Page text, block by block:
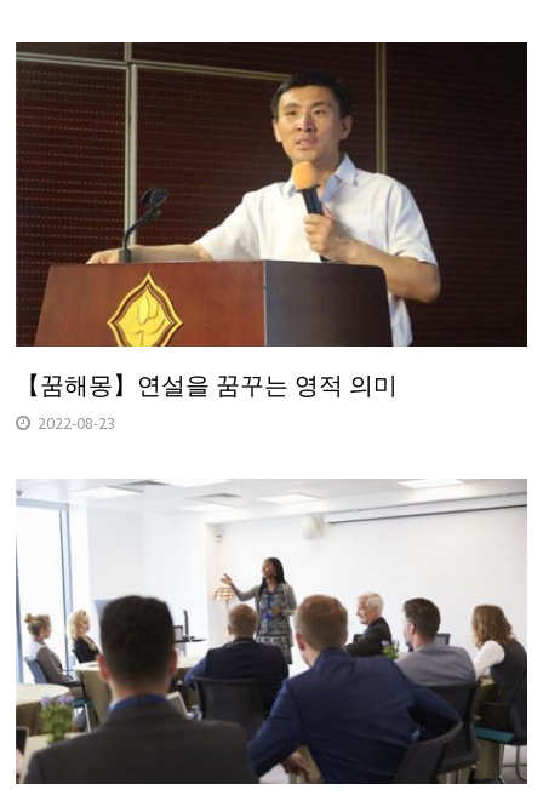
【꿈해몽】연설을 꿈꾸는 영적 의미
2022-08-23